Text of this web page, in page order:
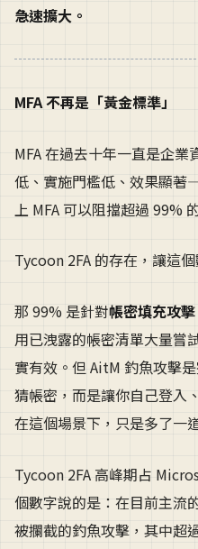
急速擴大。
MFA 不再是「黃金標準」
MFA 在過去十年一直是企業
低、實施門檻低、效果顯
上 MFA 可以阻擋超過 99%
Tycoon 2FA 的存在，讓這
那 99% 是針對帳密填充攻
用已洩露的帳密清單大量嘗
實有效。但 AitM 釣魚攻擊
猜帳密，而是讓你自己登入
在這個場景下，只是多了一
Tycoon 2FA 高峰期占
個數字說的是：在目前主流
被攔截的釣魚攻擊，其中超